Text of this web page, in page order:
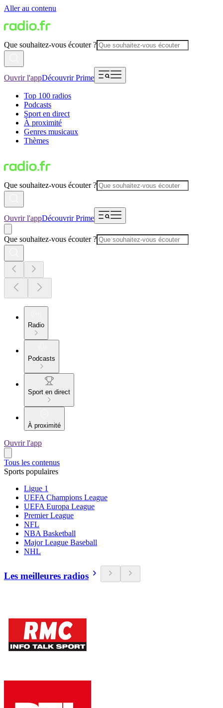
Aller au contenu
Que souhaitez-vous écouter ?
Ouvrir l'appDécouvrir Prime
Top 100 radios
Podcasts
Sport en direct
À proximité
Genres musicaux
Thèmes
Que souhaitez-vous écouter ?
Ouvrir l'appDécouvrir Prime
Que souhaitez-vous écouter ?
Radio
Podcasts
Sport en direct
À proximité
Ouvrir l'app
Tous les contenus
Sports populaires
Ligue 1
UEFA Champions League
UEFA Europa League
Premier League
NFL
NBA Basketball
Major League Baseball
NHL
Les meilleures radios